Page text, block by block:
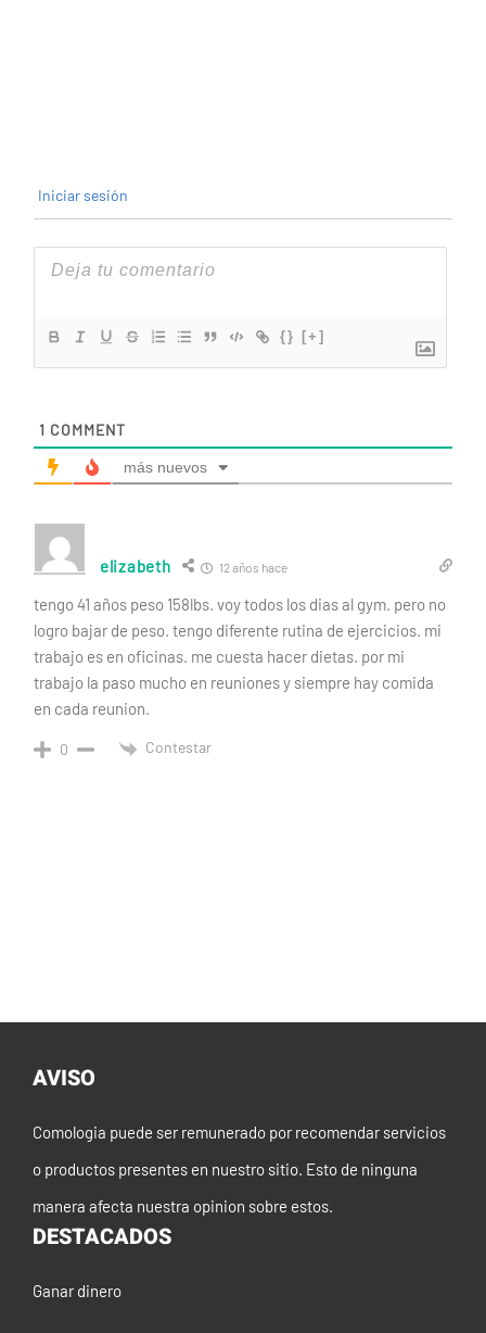
Iniciar sesión
{} [+]
1 COMMENT
más nuevos
elizabeth 12 años hace
tengo 41 años peso 158lbs. voy todos los dias al gym. pero no
logro bajar de peso. tengo diferente rutina de ejercicios. mi
trabajo es en oficinas. me cuesta hacer dietas. por mi
trabajo la paso mucho en reuniones y siempre hay comida
en cada reunion.
0 Contestar
AVISO
Comologia puede ser remunerado por recomendar servicios
o productos presentes en nuestro sitio. Esto de ninguna
manera afecta nuestra opinion sobre estos.
DESTACADOS
Ganar dinero